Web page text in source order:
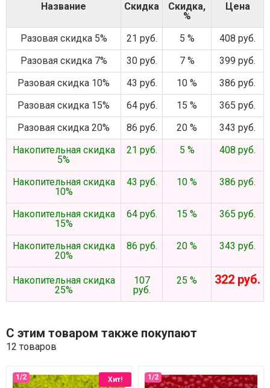
Название Скидка
Скидка,
%
Цена
Разовая скидка 5% 21 руб. 5 %
408 руб.
Разовая скидка 7%
30 руб. 7 %
399 руб.
Разовая скидка 10%
43 руб. 10 %
386 руб.
Разовая скидка 15%
64 руб. 15 %
365 руб.
Разовая скидка 20%
86 руб. 20 %
343 руб.
Накопительная скидка
5%
21 руб. 5 % 408 руб.
Накопительная скидка
10%
43 руб. 10 % 386 руб.
Накопительная скидка
15%
64 руб. 15 % 365 руб.
Накопительная скидка
20%
86 руб. 20 % 343 руб.
Накопительная скидка
25%
107
руб.
25 % 322 руб.
С этим товаром также покупают
12 товаров
Хит!